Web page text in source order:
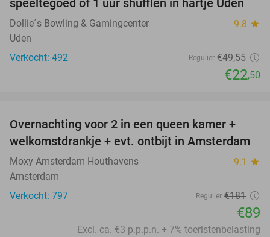
Dollie´s Bowling & Gamingcenter 9.8 star
Uden
Verkocht: 492
Regulier €49,55
€22,50
51%
Overnachting voor 2 in een queen kamer +
welkomstdrankje + evt. ontbijt in Amsterdam
Moxy Amsterdam Houthavens 9.1 star
Amsterdam
Verkocht: 797
Regulier €181
€89
Excl. ca. €3 p.p.p.n. + 7% toeristenbelasting